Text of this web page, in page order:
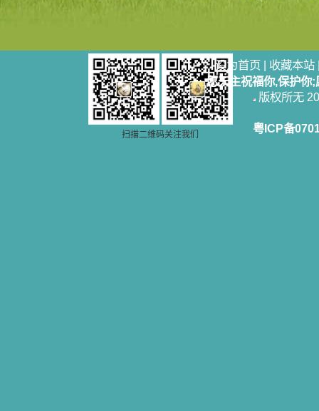
扫描二维码关注我们
设为首页 | 收藏本站
愿天主祝福你,保护你
版权所无
粤ICP备